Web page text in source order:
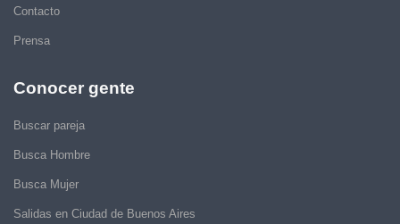
Contacto
Prensa
Conocer gente
Buscar pareja
Busca Hombre
Busca Mujer
Salidas en Ciudad de Buenos Aires